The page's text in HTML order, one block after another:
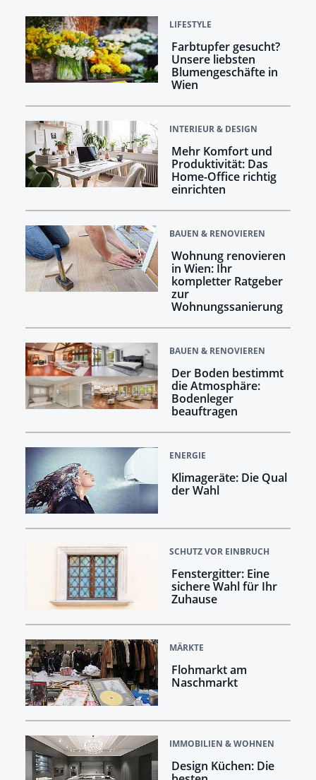
LIFESTYLE
Farbtupfer gesucht?
Unsere liebsten
Blumengeschäfte in
Wien
INTERIEUR & DESIGN
Mehr Komfort und
Produktivität: Das
Home-Office richtig
einrichten
BAUEN & RENOVIEREN
Wohnung renovieren
in Wien: Ihr
kompletter Ratgeber
zur
Wohnungssanierung
BAUEN & RENOVIEREN
Der Boden bestimmt
die Atmosphäre:
Bodenleger
beauftragen
ENERGIE
Klimageräte: Die Qual
der Wahl
SCHUTZ VOR EINBRUCH
Fenstergitter: Eine
sichere Wahl für Ihr
Zuhause
MÄRKTE
Flohmarkt am
Naschmarkt
IMMOBILIEN & WOHNEN
Design Küchen: Die